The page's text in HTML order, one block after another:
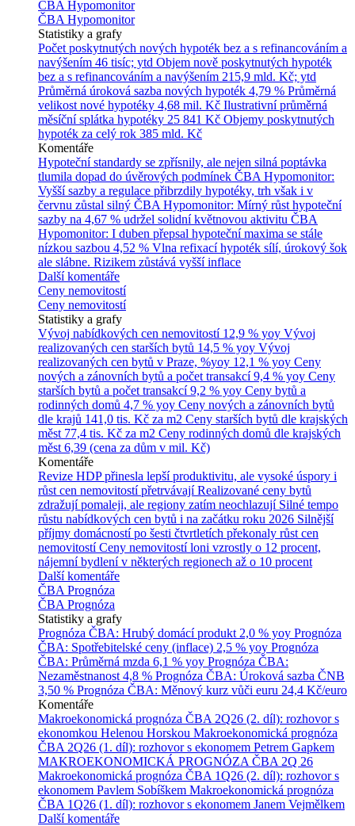
ČBA Hypomonitor
ČBA Hypomonitor
Statistiky a grafy
Počet poskytnutých nových hypoték bez a s refinancováním a
navýšením 46 tisíc; ytd Objem nově poskytnutých hypoték
bez a s refinancováním a navýšením 215,9 mld. Kč; ytd
Průměrná úroková sazba nových hypoték 4,79 % Průměrná
velikost nové hypotéky 4,68 mil. Kč Ilustrativní průměrná
měsíční splátka hypotéky 25 841 Kč Objemy poskytnutých
hypoték za celý rok 385 mld. Kč
Komentáře
Hypoteční standardy se zpřísnily, ale nejen silná poptávka
tlumila dopad do úvěrových podmínek ČBA Hypomonitor:
Vyšší sazby a regulace přibrzdily hypotéky, trh však i v
červnu zůstal silný ČBA Hypomonitor: Mírný růst hypoteční
sazby na 4,67 % udržel solidní květnovou aktivitu ČBA
Hypomonitor: I duben přepsal hypoteční maxima se stále
nízkou sazbou 4,52 % Vlna refixací hypoték sílí, úrokový šok
ale slábne. Rizikem zůstává vyšší inflace
Další komentáře
Ceny nemovitostí
Ceny nemovitostí
Statistiky a grafy
Vývoj nabídkových cen nemovitostí 12,9 % yoy Vývoj
realizovaných cen starších bytů 14,5 % yoy Vývoj
realizovaných cen bytů v Praze, %yoy 12,1 % yoy Ceny
nových a zánovních bytů a počet transakcí 9,4 % yoy Ceny
starších bytů a počet transakcí 9,2 % yoy Ceny bytů a
rodinných domů 4,7 % yoy Ceny nových a zánovních bytů
dle krajů 141,0 tis. Kč za m2 Ceny starších bytů dle krajských
měst 77,4 tis. Kč za m2 Ceny rodinných domů dle krajských
měst 6,39 (cena za dům v mil. Kč)
Komentáře
Revize HDP přinesla lepší produktivitu, ale vysoké úspory i
růst cen nemovitostí přetrvávají Realizované ceny bytů
zdražují pomaleji, ale regiony zatím neochlazují Silné tempo
růstu nabídkových cen bytů i na začátku roku 2026 Silnější
příjmy domácností po šesti čtvrtletích překonaly růst cen
nemovitostí Ceny nemovitostí loni vzrostly o 12 procent,
nájemní bydlení v některých regionech až o 10 procent
Další komentáře
ČBA Prognóza
ČBA Prognóza
Statistiky a grafy
Prognóza ČBA: Hrubý domácí produkt 2,0 % yoy Prognóza
ČBA: Spotřebitelské ceny (inflace) 2,5 % yoy Prognóza
ČBA: Průměrná mzda 6,1 % yoy Prognóza ČBA:
Nezaměstnanost 4,8 % Prognóza ČBA: Úroková sazba ČNB
3,50 % Prognóza ČBA: Měnový kurz vůči euru 24,4 Kč/euro
Komentáře
Makroekonomická prognóza ČBA 2Q26 (2. díl): rozhovor s
ekonomkou Helenou Horskou Makroekonomická prognóza
ČBA 2Q26 (1. díl): rozhovor s ekonomem Petrem Gapkem
MAKROEKONOMICKÁ PROGNÓZA ČBA 2Q 26
Makroekonomická prognóza ČBA 1Q26 (2. díl): rozhovor s
ekonomem Pavlem Sobíškem Makroekonomická prognóza
ČBA 1Q26 (1. díl): rozhovor s ekonomem Janem Vejmělkem
Další komentáře